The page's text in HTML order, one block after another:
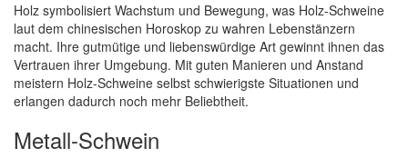
Holz symbolisiert Wachstum und Bewegung, was Holz-Schweine
laut dem chinesischen Horoskop zu wahren Lebenstänzern
macht. Ihre gutmütige und liebenswürdige Art gewinnt ihnen das
Vertrauen ihrer Umgebung. Mit guten Manieren und Anstand
meistern Holz-Schweine selbst schwierigste Situationen und
erlangen dadurch noch mehr Beliebtheit.
Metall-Schwein